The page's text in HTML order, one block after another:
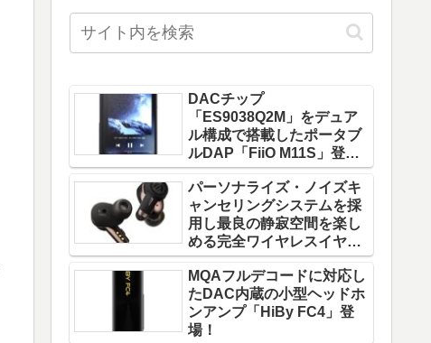
DACチップ
「ES9038Q2M」をデュア
ル構成で搭載したポータブ
ルDAP「FiiO M11S」登
場！
パーソナライズ・ノイズキ
ャンセリングシステムを採
用し最良の静寂空間を楽し
める完全ワイヤレスイヤホ
ン「ATH-TWX9」登場！
MQAフルデコードに対応し
たDAC内蔵の小型ヘッドホ
ンアンプ「HiBy FC4」登
場！